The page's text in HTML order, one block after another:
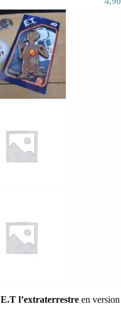
E.T l’extraterrestre en version